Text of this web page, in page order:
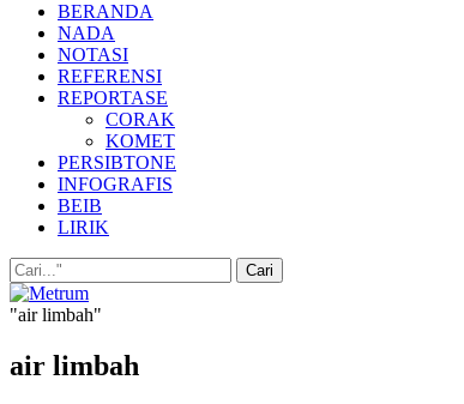
BERANDA
NADA
NOTASI
REFERENSI
REPORTASE
CORAK
KOMET
PERSIBTONE
INFOGRAFIS
BEIB
LIRIK
"air limbah"
air limbah